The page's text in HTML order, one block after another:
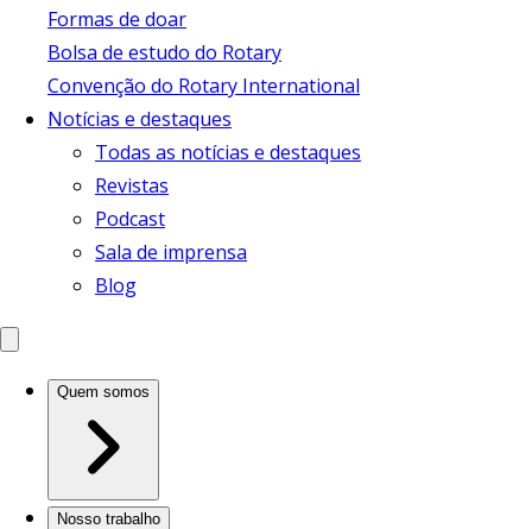
Formas de doar
Bolsa de estudo do Rotary
Convenção do Rotary International
Notícias e destaques
Todas as notícias e destaques
Revistas
Podcast
Sala de imprensa
Blog
Quem somos
Nosso trabalho